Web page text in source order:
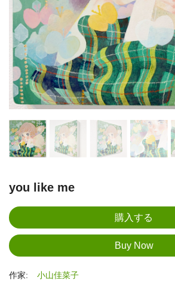
you like me
作家: 小山佳菜子